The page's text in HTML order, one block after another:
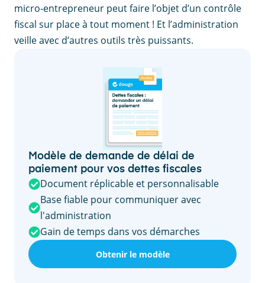
micro-entrepreneur peut faire l’objet d’un contrôle
fiscal sur place à tout moment ! Et l’administration
veille avec d’autres outils très puissants.
Modèle de demande de délai de
paiement pour vos dettes fiscales
Document réplicable et personnalisable
Base fiable pour communiquer avec
l'administration
Gain de temps dans vos démarches
Obtenir le modèle